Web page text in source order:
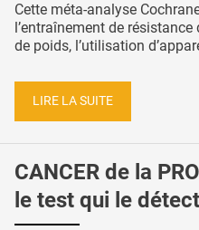
Cette méta-analyse
l’entraînement de
de poids, l’utilisation
LIRE LA SUITE
CANCER de la
le test qui le